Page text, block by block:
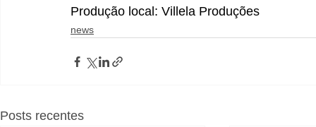
Produção local: Villela Produções
news
Posts recentes